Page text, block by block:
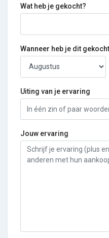
Wat heb je gekocht?
Wanneer heb je dit
Uiting van je ervaring
Jouw ervaring